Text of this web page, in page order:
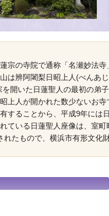
宗の寺院で通称「名瀬妙法寺
は辨阿闍梨日昭上人(べんあ
開いた日蓮聖人の最初の弟
上人が開かれた数少ないお寺
することから、平成9年には
ている日蓮聖人座像は、室町
れたもので、横浜市有形文化